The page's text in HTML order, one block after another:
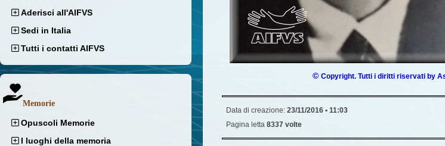
Aderisci all'AIFVS
Sedi in Italia
Tutti i contatti AIFVS
Memorie
Opuscoli Memorie
I luoghi della memoria
© Copyright. Tutti i diritti riservati by
Data di creazione: 23/11/2016 • 11:03
Pagina letta 8337 volte